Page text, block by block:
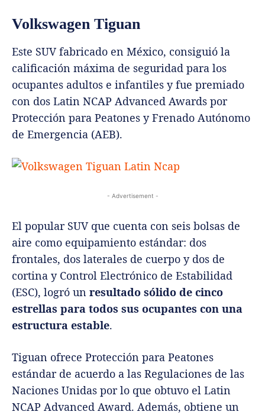
Volkswagen Tiguan
Este SUV fabricado en México, consiguió la
calificación máxima de seguridad para los
ocupantes adultos e infantiles y fue premiado
con dos Latin NCAP Advanced Awards por
Protección para Peatones y Frenado Autónomo
de Emergencia (AEB).
- Advertisement -
El popular SUV que cuenta con seis bolsas de
aire como equipamiento estándar: dos
frontales, dos laterales de cuerpo y dos de
cortina y Control Electrónico de Estabilidad
(ESC), logró un resultado sólido de cinco
estrellas para todos sus ocupantes con una
estructura estable.
Tiguan ofrece Protección para Peatones
estándar de acuerdo a las Regulaciones de las
Naciones Unidas por lo que obtuvo el Latin
NCAP Advanced Award. Además, obtiene un